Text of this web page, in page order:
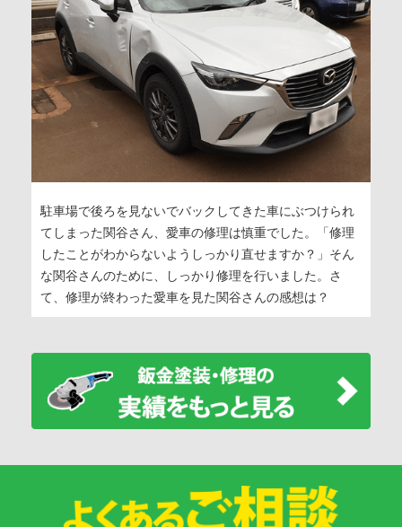
駐車場で後ろを見ないでバックしてきた車にぶつけられ
てしまった関谷さん、愛車の修理は慎重でした。「修理
したことがわからないようしっかり直せますか？」そん
な関谷さんのために、しっかり修理を行いました。さ
て、修理が終わった愛車を見た関谷さんの感想は？